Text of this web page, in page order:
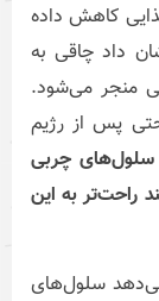
کاهش داده
داد چاقی به
منجر می‌شود.
پس از رژیم
سلول‌های چربی
راحت‌تر به این
سلول‌های